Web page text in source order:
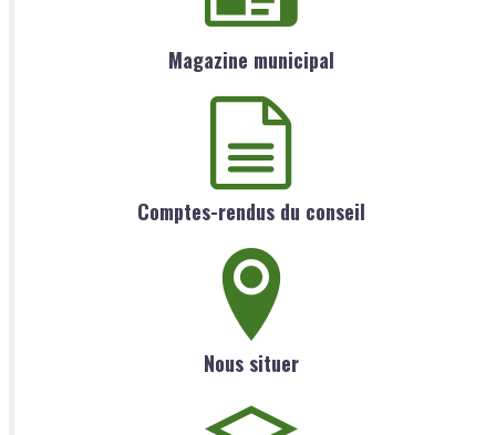
Magazine municipal
Comptes-rendus du conseil
Nous situer